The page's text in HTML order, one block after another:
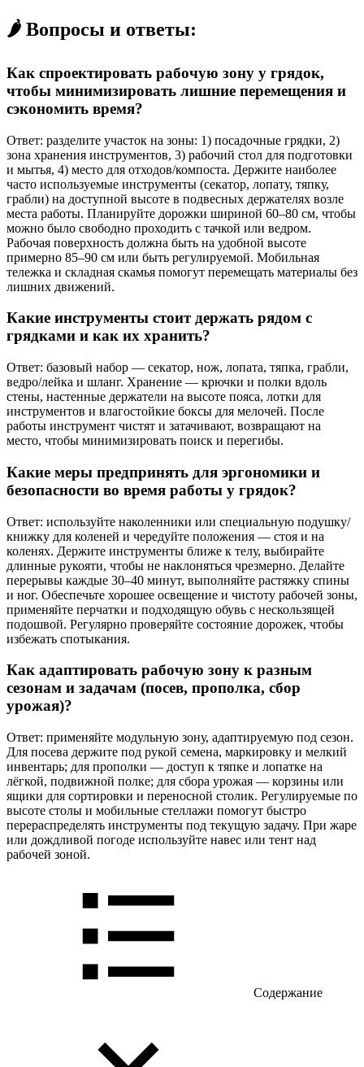
🌶️ Вопросы и ответы:
Как спроектировать рабочую зону у грядок,
чтобы минимизировать лишние перемещения и
сэкономить время?
Ответ: разделите участок на зоны: 1) посадочные грядки, 2)
зона хранения инструментов, 3) рабочий стол для подготовки
и мытья, 4) место для отходов/компоста. Держите наиболее
часто используемые инструменты (секатор, лопату, тяпку,
грабли) на доступной высоте в подвесных держателях возле
места работы. Планируйте дорожки шириной 60–80 см, чтобы
можно было свободно проходить с тачкой или ведром.
Рабочая поверхность должна быть на удобной высоте
примерно 85–90 см или быть регулируемой. Мобильная
тележка и складная скамья помогут перемещать материалы без
лишних движений.
Какие инструменты стоит держать рядом с
грядками и как их хранить?
Ответ: базовый набор — секатор, нож, лопатa, тяпка, грабли,
ведро/лейка и шланг. Хранение — крючки и полки вдоль
стены, настенные держатели на высоте пояса, лотки для
инструментов и влагостойкие боксы для мелочей. После
работы инструмент чистят и затачивают, возвращают на
место, чтобы минимизировать поиск и перегибы.
Какие меры предпринять для эргономики и
безопасности во время работы у грядок?
Ответ: используйте наколенники или специальную подушку/
книжку для коленей и чередуйте положения — стоя и на
коленях. Держите инструменты ближе к телу, выбирайте
длинные рукояти, чтобы не наклоняться чрезмерно. Делайте
перерывы каждые 30–40 минут, выполняйте растяжку спины
и ног. Обеспечьте хорошее освещение и чистоту рабочей зоны,
применяйте перчатки и подходящую обувь с нескользящей
подошвой. Регулярно проверяйте состояние дорожек, чтобы
избежать спотыкания.
Как адаптировать рабочую зону к разным
сезонам и задачам (посев, прополка, сбор
урожая)?
Ответ: применяйте модульную зону, адаптируемую под сезон.
Для посева держите под рукой семена, маркировку и мелкий
инвентарь; для прополки — доступ к тяпке и лопатке на
лёгкой, подвижной полке; для сбора урожая — корзины или
ящики для сортировки и переносной столик. Регулируемые по
высоте столы и мобильные стеллажи помогут быстро
перераспределять инструменты под текущую задачу. При жаре
или дождливой погоде используйте навес или тент над
рабочей зоной.
Содержание